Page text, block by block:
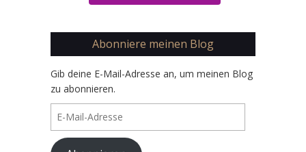
Abonniere meinen Blog
Gib deine E-Mail-Adresse an, um meinen Blog
zu abonnieren.
Mail-
Adresse